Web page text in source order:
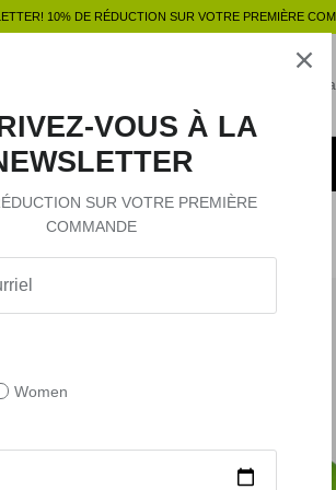
10% DE RÉDUCTION SUR VOTRE PREMIÈRE
MC2 Saint Barth x VR46
Gift
VOUS À LA
SUR VOTRE PREMIÈRE
COMMANDE
Women